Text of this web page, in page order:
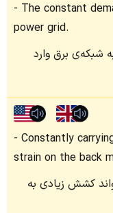
The constant
power grid.
شبکه‌ی برق وارد
Constantly
strain on the back
کشش زیادی به